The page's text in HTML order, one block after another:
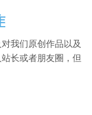
我们原创作品以及
长或者朋友圈，但